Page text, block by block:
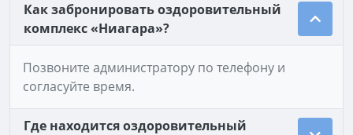
Как забронировать оздоровительный
комплекс «Ниагара»?
Позвоните администратору по телефону и
согласуйте время.
Где находится оздоровительный